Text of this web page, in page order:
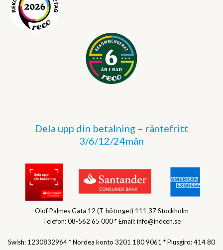
Dela upp din betalning – räntefritt
3/6/12/24mån
Olof Palmes Gata 12 (T-hötorget) 111 37 Stockholm
Telefon: 08-562 65 000 * Email: info@indcen.se
Swish: 1230832964 * Nordea konto 3201 180 9061 * Plusgiro: 414 80